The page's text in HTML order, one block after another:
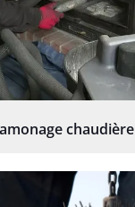
chaudière